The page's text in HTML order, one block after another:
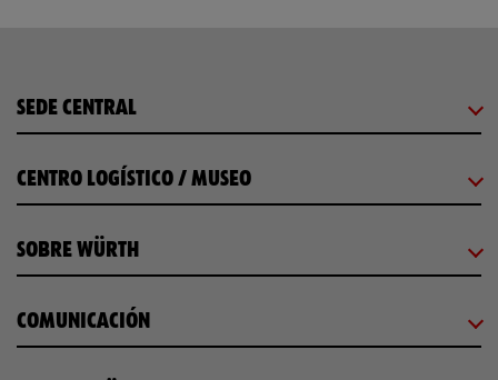
SEDE CENTRAL
CENTRO LOGÍSTICO / MUSEO
SOBRE WÜRTH
COMUNICACIÓN